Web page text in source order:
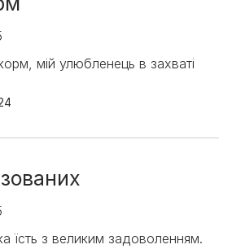
мій улюбленець в захваті
їсть з великим задоволенням.